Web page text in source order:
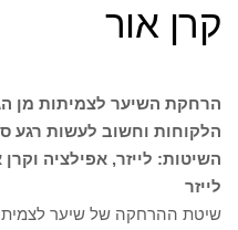
קרן אור
הרחקת השיער לצמיתות מן
הלקוחות וחשוב לעשות רגע
השיטות: לייזר, אפילציה וקרן
לייזר
שיטת ההרחקה של שיער